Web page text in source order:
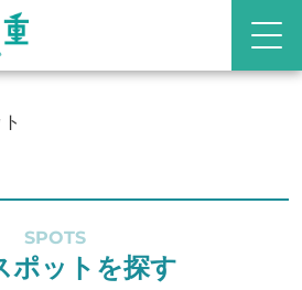
SPOTS
ポットを探す